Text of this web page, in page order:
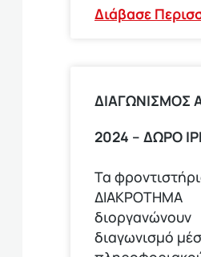
Διάβασε
ΔΙΑΓΩΝΙΣΜΟΣ
2024 – ΔΩΡΟ
Τα
ΔΙΑΚΡΟΤΗΜΑ
διοργανώνουν
διαγωνισμό